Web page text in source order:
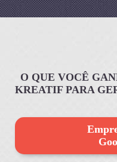
O QUE VOCÊ
KREATIF PARA